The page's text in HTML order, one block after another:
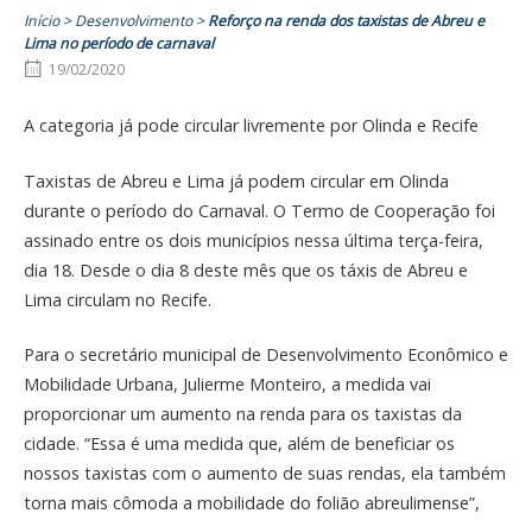
Início>Desenvolvimento>Reforço na renda dos taxistas de Abreu e
Lima no período de carnaval
19/02/2020
A categoria já pode circular livremente por Olinda e Recife
Taxistas de Abreu e Lima já podem circular em Olinda
durante o período do Carnaval. O Termo de Cooperação foi
assinado entre os dois municípios nessa última terça-feira,
dia 18. Desde o dia 8 deste mês que os táxis de Abreu e
Lima circulam no Recife.
Para o secretário municipal de Desenvolvimento Econômico e
Mobilidade Urbana, Julierme Monteiro, a medida vai
proporcionar um aumento na renda para os taxistas da
cidade. “Essa é uma medida que, além de beneficiar os
nossos taxistas com o aumento de suas rendas, ela também
torna mais cômoda a mobilidade do folião abreulimense”,